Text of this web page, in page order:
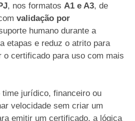
, nos formatos A1 e A3, de
validação por
humano durante a
etapas e reduz o atrito para
o certificado para uso com mais
time jurídico, financeiro ou
velocidade sem criar um
emitir um certificado, a lógica